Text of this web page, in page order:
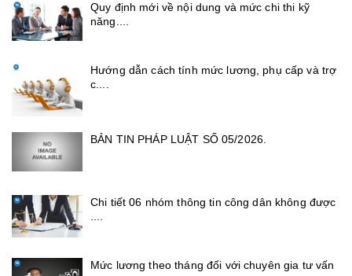
Quy định mới về nội dung và mức chi thi kỹ
năng....
Hướng dẫn cách tính mức lương, phụ cấp và trợ
c....
BẢN TIN PHÁP LUẬT SỐ 05/2026.
Chi tiết 06 nhóm thông tin công dân không được
Mức lương theo tháng đối với chuyên gia tư vấn